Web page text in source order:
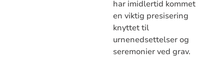
har imidlertid kommet
en viktig presisering
knyttet til
urnenedsettelser og
seremonier ved grav.